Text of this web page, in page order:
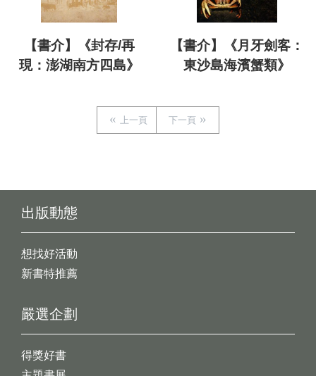
【書介】《封存/再
現：澎湖南方四島》
【書介】《月牙劍客：
東沙島海濱蟹類》
上一頁 下一頁
出版動態
想找好活動
新書特推薦
嚴選企劃
得獎好書